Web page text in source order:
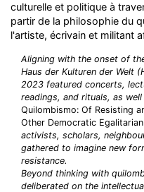
culturelle et politique à
partir de la philosophie du
l'artiste, écrivain et militant
Aligning with the onset of
Haus der Kulturen der Welt
2023 featured concerts,
readings, and rituals, as
Quilombismo: Of Resisting
Other Democratic
activists, scholars,
gathered to imagine new
resistance.
Beyond thinking with
deliberated on the